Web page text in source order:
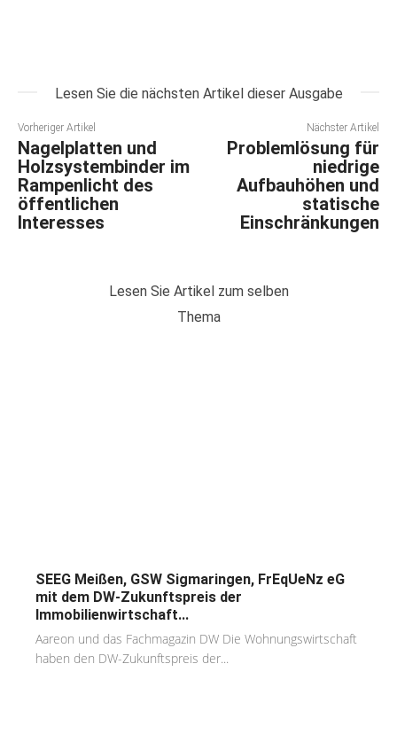
Lesen Sie die nächsten Artikel dieser Ausgabe
Vorheriger Artikel
Nagelplatten und
Holzsystembinder im
Rampenlicht des
öffentlichen
Interesses
Nächster Artikel
Problemlösung für
niedrige
Aufbauhöhen und
statische
Einschränkungen
Lesen Sie Artikel zum selben
Thema
SEEG Meißen, GSW Sigmaringen, FrEqUeNz eG
mit dem DW-Zukunftspreis der
Immobilienwirtschaft...
Aareon und das Fachmagazin DW Die Wohnungswirtschaft
haben den DW-Zukunftspreis der...